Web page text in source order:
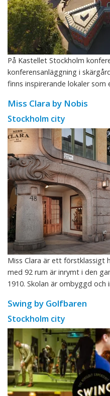
På Kastellet Stockholm
konferensanläggning i
finns inspirerande lokaler som
Miss Clara by Nobis
Stockholm city
Miss Clara är ett
med 92 rum är inrymt i den
1910. Skolan är ombyggd och
Swing by Golfbaren
Stockholm city